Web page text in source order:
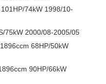
74kW 1998/10-
75kW 2000/08-2005/05
68HP/50kW
90HP/66kW